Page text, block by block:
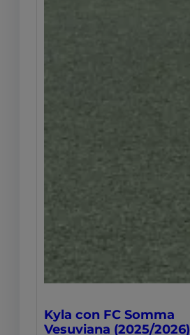
Kyla con FC Somma
Vesuviana (2025/2026)